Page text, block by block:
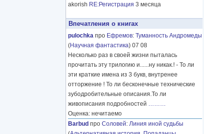
akorish RE:Регистрация 3 месяца
Впечатления о книгах
pulochka про Ефремов: Туманность Андромеды
(Научная фантастика) 07 08
Несколько раз в своей жизни пыталась
прочитать эту трилогию и......ну никак.! - То ли
эти краткие имена из 3 букв, внутренее
отторжение ! То ли бесконечные технические
зубодробительные описания.То ли
живописания подробностей ………
Оценка: нечитаемо
Barbud про Соловей: Линия иной судьбы